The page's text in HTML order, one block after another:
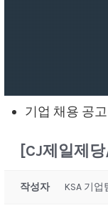
기업 채용 공
[CJ제일제
작성자 KSA 기업